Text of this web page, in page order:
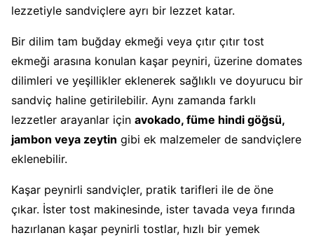
lezzetiyle sandviçlere ayrı bir lezzet katar.
Bir dilim tam buğday ekmeği veya çıtır çıtır tost
ekmeği arasına konulan kaşar peyniri, üzerine domates
dilimleri ve yeşillikler eklenerek sağlıklı ve doyurucu bir
sandviç haline getirilebilir. Aynı zamanda farklı
lezzetler arayanlar için avokado, füme hindi göğsü,
jambon veya zeytin gibi ek malzemeler de sandviçlere
eklenebilir.
Kaşar peynirli sandviçler, pratik tarifleri ile de öne
çıkar. İster tost makinesinde, ister tavada veya fırında
hazırlanan kaşar peynirli tostlar, hızlı bir yemek